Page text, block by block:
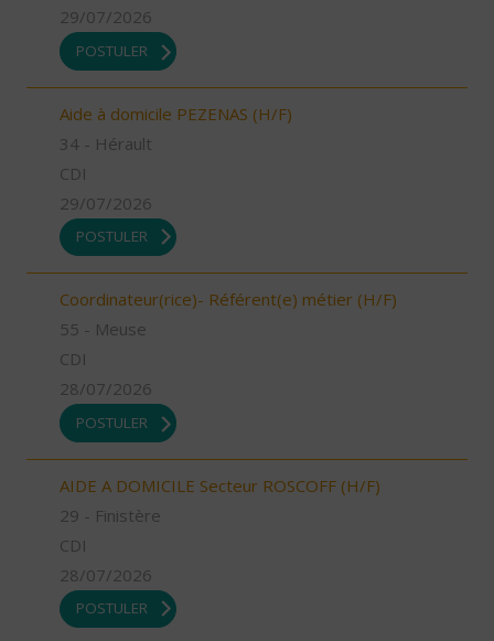
29/07/2026
POSTULER
Aide à domicile PEZENAS (H/F)
34 - Hérault
CDI
29/07/2026
POSTULER
Coordinateur(rice)- Référent(e) métier (H/F)
55 - Meuse
CDI
28/07/2026
POSTULER
AIDE A DOMICILE Secteur ROSCOFF (H/F)
29 - Finistère
CDI
28/07/2026
POSTULER